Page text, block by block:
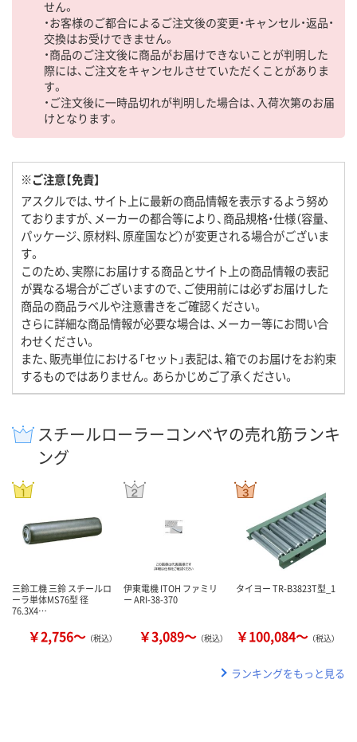
せん。
・お客様のご都合によるご注文後の変更・キャンセル・返品・
交換はお受けできません。
・商品のご注文後に商品がお届けできないことが判明した
際には、ご注文をキャンセルさせていただくことがありま
す。
・ご注文後に一時品切れが判明した場合は、入荷次第のお届
けとなります。
※ご注意【免責】
アスクルでは、サイト上に最新の商品情報を表示するよう努め
ておりますが、メーカーの都合等により、商品規格・仕様（容量、
パッケージ、原材料、原産国など）が変更される場合がございま
す。
このため、実際にお届けする商品とサイト上の商品情報の表記
が異なる場合がございますので、ご使用前には必ずお届けした
商品の商品ラベルや注意書きをご確認ください。
さらに詳細な商品情報が必要な場合は、メーカー等にお問い合
わせください。
また、販売単位における「セット」表記は、箱でのお届けをお約束
するものではありません。あらかじめご了承ください。
スチールローラーコンベヤの売れ筋ランキ
ング
三鈴工機 三鈴 スチールロ
ーラ単体MS76型 径
76.3X4…
￥2,756～ （税込）
伊東電機 ITOH ファミリ
ー ARI-38-370
￥3,089～ （税込）
タイヨー TR-B3823T型_1
￥100,084～ （税込）
ランキングをもっと見る